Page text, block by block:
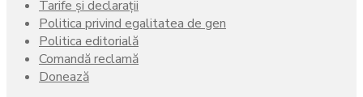
Tarife și declarații
Politica privind egalitatea de gen
Politica editorială
Comandă reclamă
Donează